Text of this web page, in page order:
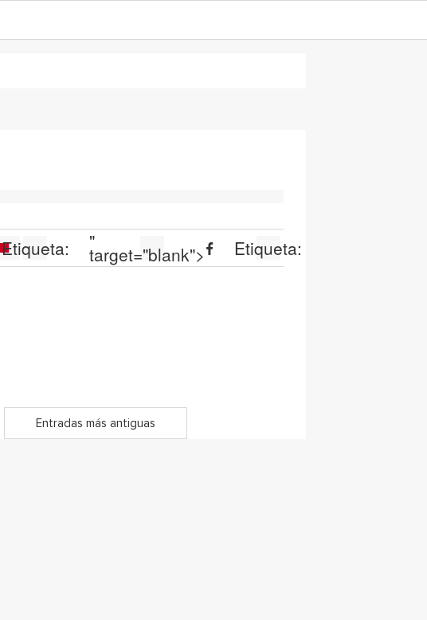
Etiqueta: "
target="blank"> Etiqueta:
Entradas más antiguas